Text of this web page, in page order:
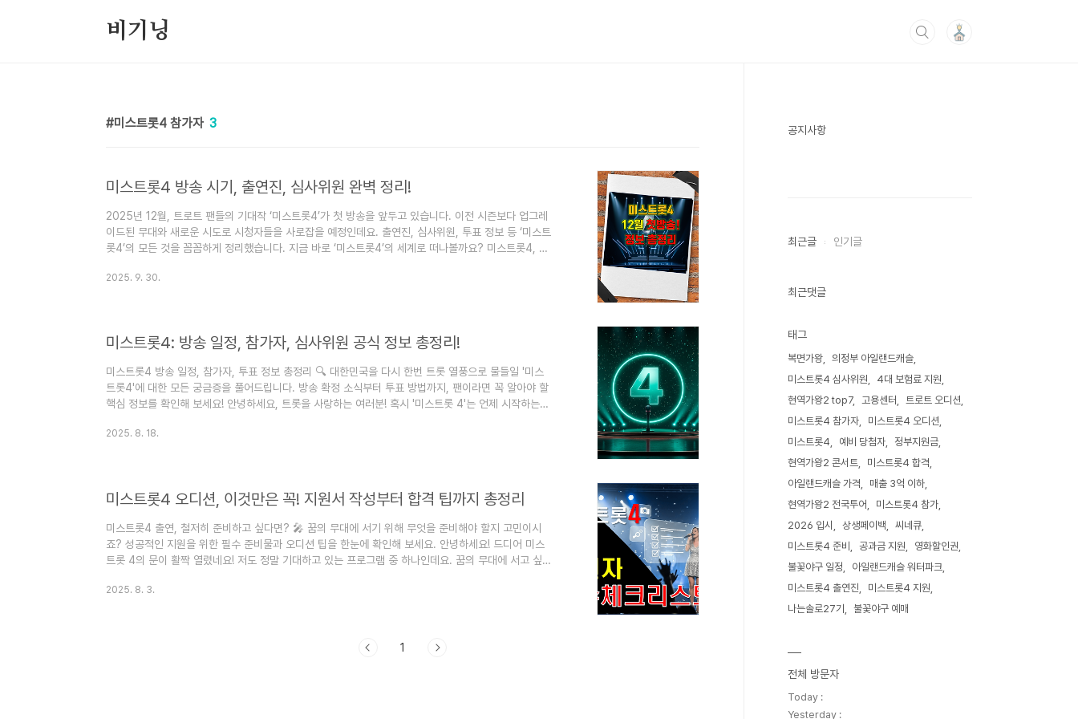
비기닝
미스트롯4 참가자 3
미스트롯4 방송 시기, 출연진, 심사위원 완벽 정리!
2025년 12월, 트로트 팬들의 기대작 ‘미스트롯4’가 첫 방송을 앞두고 있습니다. 이전 시즌보다 업그레
이드된 무대와 새로운 시도로 시청자들을 사로잡을 예정인데요. 출연진, 심사위원, 투표 정보 등 ‘미스트
롯4’의 모든 것을 꼼꼼하게 정리했습니다. 지금 바로 ‘미스트롯4’의 세계로 떠나볼까요? 미스트롯4, 언
방송 날짜는 아직 미정이며, TV조선 편성표를 통해 추후 공개될 예정이니 확인이 필요합니다. 매주 목
2025. 9. 30.
미스트롯4: 방송 일정, 참가자, 심사위원 공식 정보 총정리!
미스트롯4 방송 일정, 참가자, 투표 정보 총정리 🔍 대한민국을 다시 한번 트롯 열풍으로 물들일 '미스
트롯4'에 대한 모든 궁금증을 풀어드립니다. 방송 확정 소식부터 투표 방법까지, 팬이라면 꼭 알아야 할
핵심 정보를 확인해 보세요! 안녕하세요, 트롯을 사랑하는 여러분! 혹시 '미스트롯 4'는 언제 시작하는
도 얼마 전에 종영한 '미스트롯 3'의 열기가 가시기도 전에 벌써부터 다음 시즌에 대한 기대감이 엄청나
2025. 8. 18.
미스트롯4 오디션, 이것만은 꼭! 지원서 작성부터 합격 팁까지 총정리
미스트롯4 출연, 철저히 준비하고 싶다면? 🎤 꿈의 무대에 서기 위해 무엇을 준비해야 할지 고민이시
죠? 성공적인 지원을 위한 필수 준비물과 오디션 팁을 한눈에 확인해 보세요. 안녕하세요! 드디어 미스
트롯 4의 문이 활짝 열렸네요! 저도 정말 기대하고 있는 프로그램 중 하나인데요. 꿈의 무대에 서고 싶
막막할 때가 많죠. "혹시 내가 놓친 게 있나?" 하고 불안한 마음도 들고요. 그래서 미스트롯 4 지원자분
2025. 8. 3.
1
공지사항
최근글 인기글
최근댓글
태그
복면가왕
의정부 아일랜드캐슬
미스트롯4 심사위원
4대 보험료 지원
현역가왕2 top7
고용센터
트로트 오디션
미스트롯4 참가자
미스트롯4 오디션
미스트롯4
예비 당첨자
정부지원금
현역가왕2 콘서트
미스트롯4 합격
아일랜드캐슬 가격
매출 3억 이하
현역가왕2 전국투어
미스트롯4 참가
2026 입시
상생페이백
씨네큐
미스트롯4 준비
공과금 지원
영화할인권
불꽃야구 일정
아일랜드캐슬 워터파크
미스트롯4 출연진
미스트롯4 지원
나는솔로27기
불꽃야구 예매
전체 방문자
Today :
Yesterday :